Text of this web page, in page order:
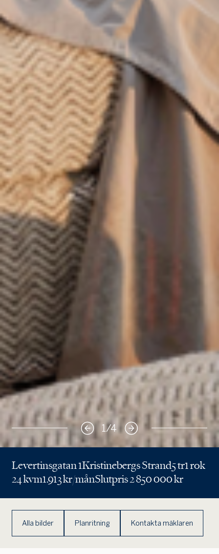
1 /4
Levertinsgatan 1Kristinebergs Strand5 tr1 rok
24 kvm1.913 kr/månSlutpris 2 850 000 kr
Alla bilder Planritning Kontakta mäklaren